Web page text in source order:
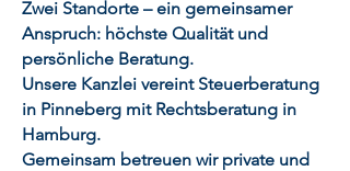
Zwei Standorte – ein gemeinsamer
Anspruch: höchste Qualität und
persönliche Beratung.
Unsere Kanzlei vereint Steuerberatung
in Pinneberg mit Rechtsberatung in
Hamburg.
Gemeinsam betreuen wir private und